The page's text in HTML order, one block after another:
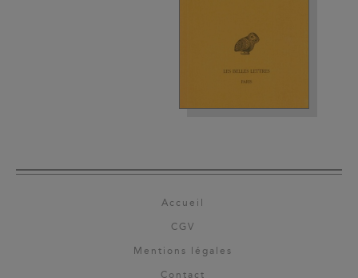
Accueil
CGV
Mentions légales
Contact